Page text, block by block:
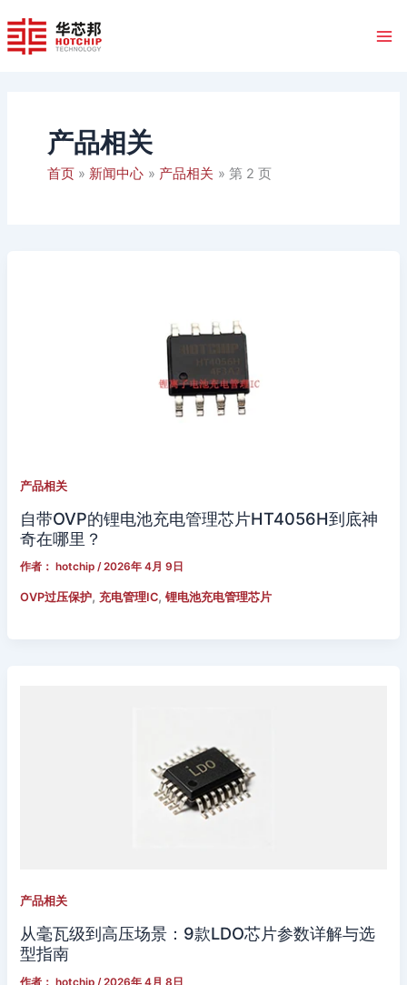
至
内
产品相关
首页 新闻中心 产品相关 第 2 页
产品相关
自带OVP的锂电池充电管理芯片HT4056H到底神
奇在哪里？
作者： hotchip/2026年 4月 9日
OVP过压保护,充电管理IC,锂电池充电管理芯片
产品相关
从毫瓦级到高压场景：9款LDO芯片参数详解与选
型指南
作者： hotchip /2026年 4月 8日